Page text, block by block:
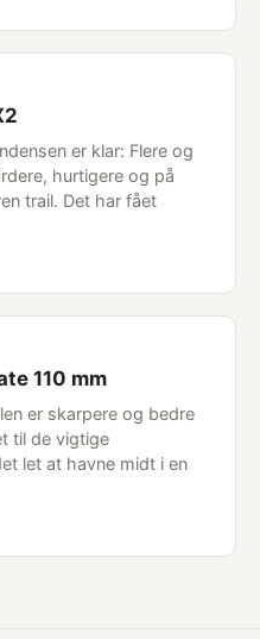
er klar: Flere og
hurtigere og på
trail. Det har fået
110 mm
er skarpere og bedre
til de vigtige
let at havne midt i en